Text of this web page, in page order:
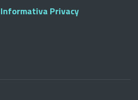
Privacy